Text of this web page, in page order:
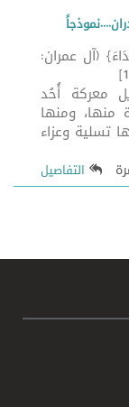
(آل عمران:
140) السيدان الشهيدان الصدران....نموذجاً[1]
معركة أُحُد
منها، ومنها
تسلية وعزاء
التفاصيل